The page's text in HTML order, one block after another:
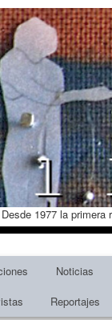
1977 la
Noticias
Reportajes